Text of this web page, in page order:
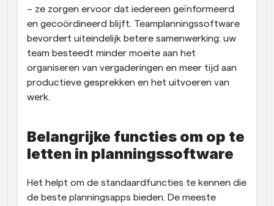
– ze zorgen ervoor dat iedereen geïnformeerd
en gecoördineerd blijft. Teamplanningssoftware
bevordert uiteindelijk betere samenwerking: uw
team besteedt minder moeite aan het
organiseren van vergaderingen en meer tijd aan
productieve gesprekken en het uitvoeren van
werk.
Belangrijke functies om op te
letten in planningssoftware
Het helpt om de standaardfuncties te kennen die
de beste planningsapps bieden. De meeste